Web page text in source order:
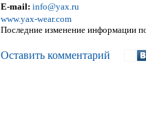
E-mail: info@yax.ru
www.yax-wear.com
Последние изменение информации
Оставить комментарий